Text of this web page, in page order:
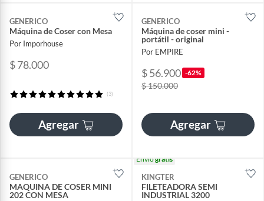
GENERICO
Máquina de Coser con Mesa
Por Imporhouse
$ 78.000
(3)
Agregar
GENERICO
Máquina de coser mini -
portátil - original
Por EMPIRE
$ 56.900 -62%
$ 150.000
Agregar
GENERICO
MAQUINA DE COSER MINI
202 CON MESA
Envíogratis
KINGTER
FILETEADORA SEMI
INDUSTRIAL 3200